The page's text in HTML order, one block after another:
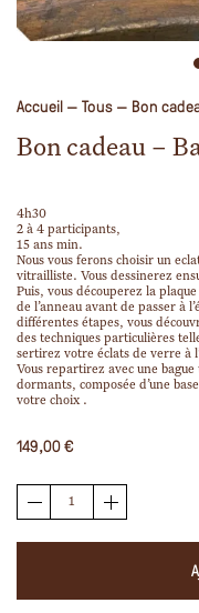
Accueil—Tous— Bon
Bon cadeau –
4h30
2 à 4 participants,
15 ans min.
Nous vous ferons choisir un
vitrailliste. Vous dessinerez
Puis, vous découperez la
de l’anneau avant de passer à
différentes étapes, vous
des techniques particulières
sertirez votre éclats de verre à
Vous repartirez avec une
dormants, composée d’une
votre choix .
149,00€
quantité
de
Bon
-